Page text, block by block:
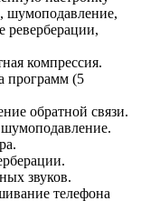
шумоподавление,
реверберации,
компрессия.
программ (5
обратной связи.
звуков.
телефона